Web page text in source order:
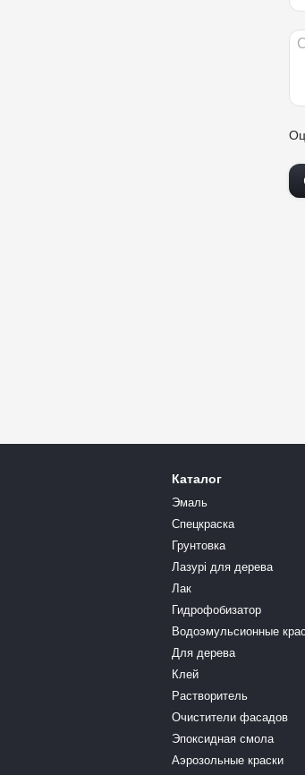
Каталог
Эмаль
Спецкраска
Грунтовка
Лазурі для дерева
Лак
Гидрофобизатор
Водоэмульсионные
Для дерева
Клей
Растворитель
Очистители фасадов
Эпоксидная смола
Аэрозольные краски